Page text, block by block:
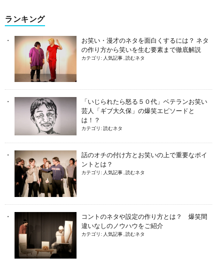
ランキング
お笑い・漫才のネタを面白くするには？ ネタ
の作り方から笑いを生む要素まで徹底解説
カテゴリ: 人気記事 読むネタ
「いじられたら怒る５０代」ベテランお笑い
芸人「ギブ大久保」の爆笑エピソードと
は！？
カテゴリ: 読むネタ
話のオチの付け方とお笑いの上で重要なポイ
ントとは？
カテゴリ: 人気記事 読むネタ
コントのネタや設定の作り方とは？ 爆笑間
違いなしのノウハウをご紹介
カテゴリ: 人気記事 読むネタ